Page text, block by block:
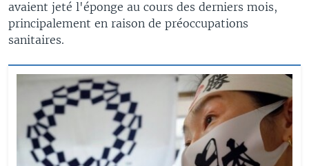
avaient jeté l'éponge au cours des derniers mois,
principalement en raison de préoccupations
sanitaires.